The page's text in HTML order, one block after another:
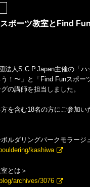
スポーツ教室とFind
法人S.C.P.Japan主催の「
！〜」と「Find Funスポ
の講師を担当しました。
を含む18名の方にご参加
ルダリングパークモラージ
kashiwa
とは＞
archives/3076